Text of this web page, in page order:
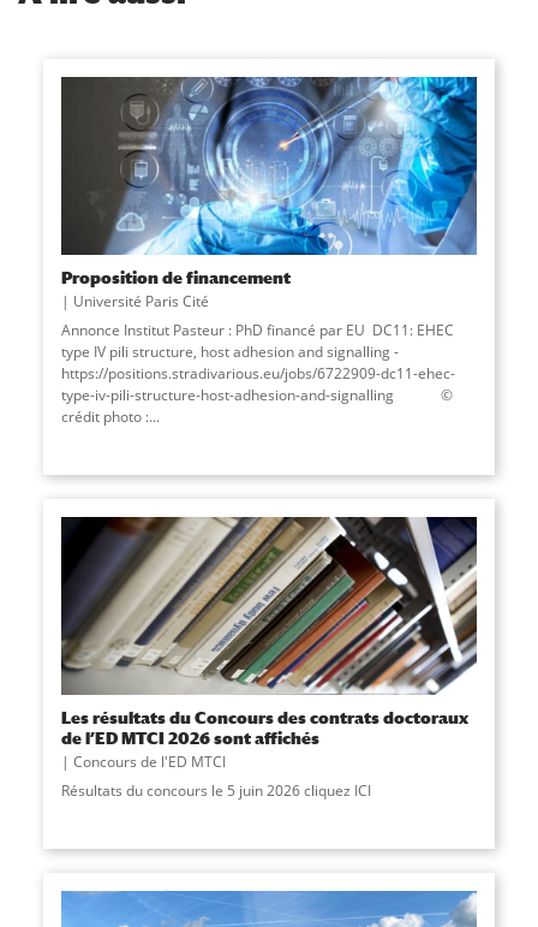
Proposition de financement
Université Paris Cité
Annonce Institut Pasteur : PhD financé par EU DC11: EHEC
type IV pili structure, host adhesion and signalling -
https://positions.stradivarious.eu/jobs/6722909-dc11-ehec-
type-iv-pili-structure-host-adhesion-and-signalling ©
crédit photo :...
Les résultats du Concours des contrats doctoraux
de l’ED MTCI 2026 sont affichés
Concours de l'ED MTCI
Résultats du concours le 5 juin 2026 cliquez ICI